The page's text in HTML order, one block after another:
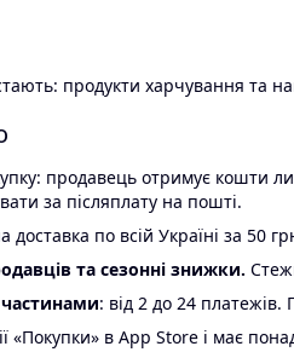
продукти харчування та
продавець отримує кошти
за післяплату на пошті.
по всій Україні за 50
та сезонні знижки.
: від 2 до 24 платежів.
«Покупки» в App Store і має